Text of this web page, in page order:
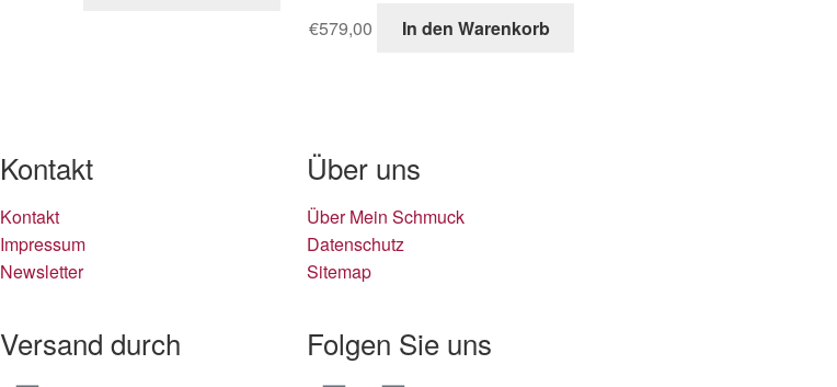
€579,00 In den Warenkorb
Kontakt
Kontakt
Impressum
Newsletter
Über uns
Über Mein Schmuck
Datenschutz
Sitemap
Versand durch Folgen Sie uns